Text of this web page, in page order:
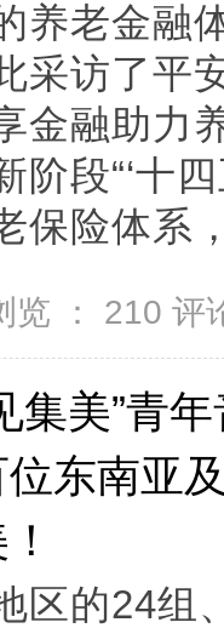
养老金融
采访了平
金融助力
阶段“‘十
保险体系
： 210 评
集美”青
位东南亚
区的24组